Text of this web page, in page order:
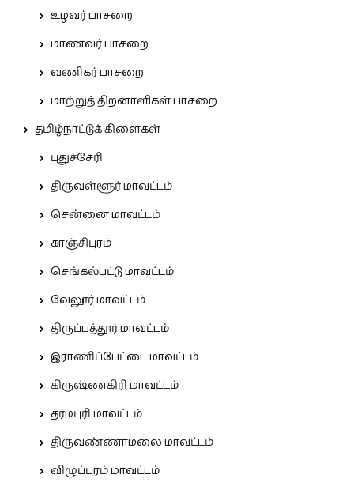
உழவர் பாசறை
மாணவர் பாசறை
வணிகர் பாசறை
மாற்றுத் திறனாளிகள் பாசறை
தமிழ்நாட்டுக் கிளைகள்
புதுச்சேரி
திருவள்ளூர் மாவட்டம்
சென்னை மாவட்டம்
காஞ்சிபுரம்
செங்கல்பட்டு மாவட்டம்
வேலூர் மாவட்டம்
திருப்பத்தூர் மாவட்டம்
இராணிப்பேட்டை மாவட்டம்
கிருஷ்ணகிரி மாவட்டம்
தர்மபுரி மாவட்டம்
திருவண்ணாமலை மாவட்டம்
விழுப்புரம் மாவட்டம்